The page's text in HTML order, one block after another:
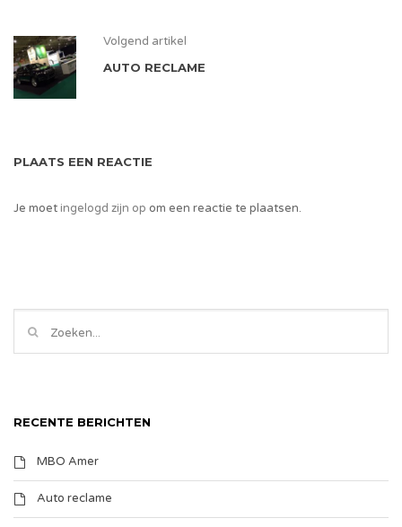
Volgend artikel
AUTO RECLAME
PLAATS EEN REACTIE
Je moetingelogd zijn op om een reactie te plaatsen.
RECENTE BERICHTEN
MBO Amer
Auto reclame